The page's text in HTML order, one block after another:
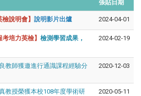
張貼日期
檢說明會】說明影片出爐 2024-04-01
考培力英檢】檢測學習成果，
2024-02-19
教師獲邀進行通識課程經驗分
2020-12-03
教授榮獲本校108年度學術研
2020-05-11